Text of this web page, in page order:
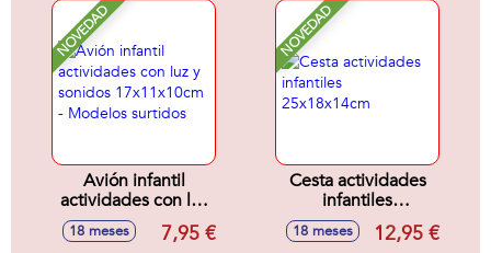
NOVEDAD
Avión infantil
actividades con luz
y sonidos
17x11x10cm -
18 meses 7,95 €
NOVEDAD
Cesta actividades
infantiles
25x18x14cm
18 meses 12,95 €